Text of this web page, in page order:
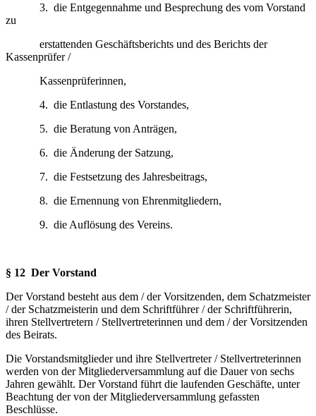
3. die Entgegennahme und Besprechung des vom Vorstand
zu
erstattenden Geschäftsberichts und des Berichts der
Kassenprüfer /
Kassenprüferinnen,
4. die Entlastung des Vorstandes,
5. die Beratung von Anträgen,
6. die Änderung der Satzung,
7. die Festsetzung des Jahresbeitrags,
8. die Ernennung von Ehrenmitgliedern,
9. die Auflösung des Vereins.
§ 12 Der Vorstand
Der Vorstand besteht aus dem / der Vorsitzenden, dem Schatzmeister
/ der Schatzmeisterin und dem Schriftführer / der Schriftführerin,
ihren Stellvertretern / Stellvertreterinnen und dem / der Vorsitzenden
des Beirats.
Die Vorstandsmitglieder und ihre Stellvertreter / Stellvertreterinnen
werden von der Mitglie­derversammlung auf die Dauer von sechs
Jahren gewählt. Der Vorstand führt die laufenden Geschäfte, unter
Beachtung der von der Mitgliederversammlung gefassten
Beschlüsse.